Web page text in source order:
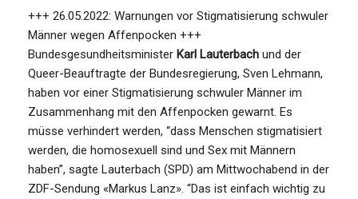
+++ 26.05.2022: Warnungen vor Stigmatisierung schwuler
Männer wegen Affenpocken +++
Bundesgesundheitsminister Karl Lauterbach und der
Queer-Beauftragte der Bundesregierung, Sven Lehmann,
haben vor einer Stigmatisierung schwuler Männer im
Zusammenhang mit den Affenpocken gewarnt. Es
müsse verhindert werden, “dass Menschen stigmatisiert
werden, die homosexuell sind und Sex mit Männern
haben”, sagte Lauterbach (SPD) am Mittwochabend in der
ZDF-Sendung «Markus Lanz». “Das ist einfach wichtig zu